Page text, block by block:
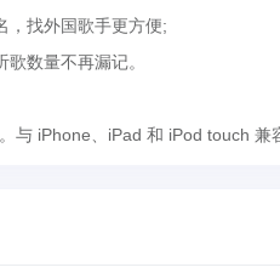
找外国歌手更方便;
数量不再漏记。
iPhone、iPad 和 iPod touch 兼